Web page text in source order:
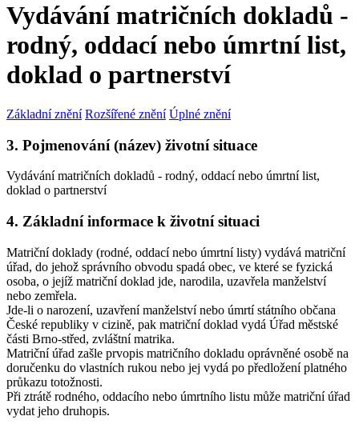
Vydávání matričních dokladů -
rodný, oddací nebo úmrtní list,
doklad o partnerství
Základní znění Rozšířené znění Úplné znění
3. Pojmenování (název) životní situace
Vydávání matričních dokladů - rodný, oddací nebo úmrtní list,
doklad o partnerství
4. Základní informace k životní situaci
Matriční doklady (rodné, oddací nebo úmrtní listy) vydává matriční
úřad, do jehož správního obvodu spadá obec, ve které se fyzická
osoba, o jejíž matriční doklad jde, narodila, uzavřela manželství
nebo zemřela.
Jde-li o narození, uzavření manželství nebo úmrtí státního občana
České republiky v cizině, pak matriční doklad vydá Úřad městské
části Brno-střed, zvláštní matrika.
Matriční úřad zašle prvopis matričního dokladu oprávněné osobě na
doručenku do vlastních rukou nebo jej vydá po předložení platného
průkazu totožnosti.
Při ztrátě rodného, oddacího nebo úmrtního listu může matriční úřad
vydat jeho druhopis.